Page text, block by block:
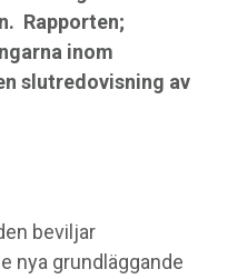
Rapporten;
inom
slutredovisning av
beviljar
nya grundläggande